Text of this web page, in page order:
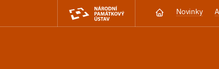
Novinky